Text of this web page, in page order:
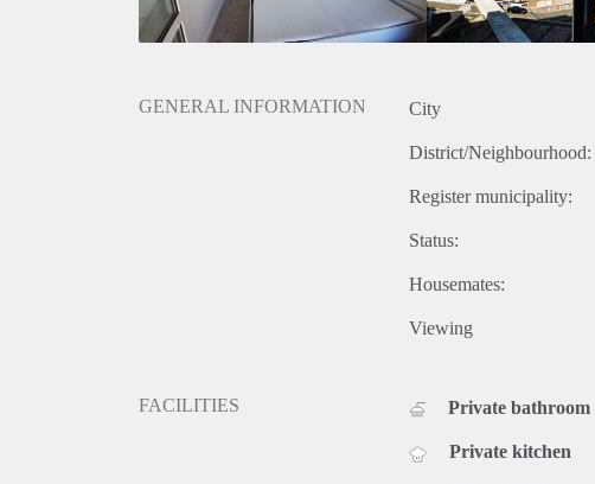
GENERAL INFORMATION City
District/Neighbourhood:
Register municipality:
Status:
Housemates:
Viewing
FACILITIES Private bathroom
Private kitchen